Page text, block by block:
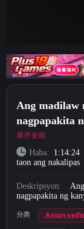
Image search
Short Videos
Mag-upload
Mag-login
Mag-sign Up
Ang madilaw
nagpapakita
sa maraming
展开全部
Haba: 1:14:24
taon ang nakalipas
Deskripsyon:
nagpapakita ng
分类 Asian